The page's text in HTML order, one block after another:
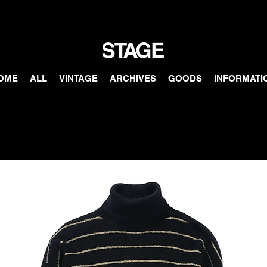
ALL VINTAGE ARCHIVES GOODS